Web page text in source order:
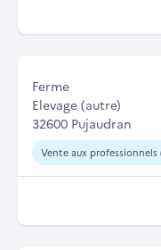
Ferme
Elevage (autre)
32600 Pujaudran
Vente aux professionnels